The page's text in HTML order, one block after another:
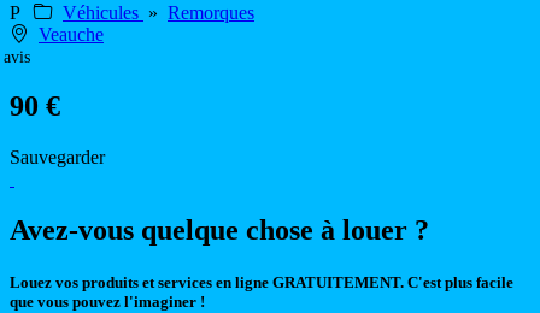
P Véhicules » Remorques
Veauche
avis
90 €
Sauvegarder
Avez-vous quelque chose à louer ?
Louez vos produits et services en ligne GRATUITEMENT. C'est plus facile
que vous pouvez l'imaginer !